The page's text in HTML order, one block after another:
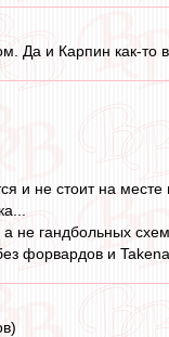
Да и Карпин как-то
и не стоит на
не гандбольных
форвардов и